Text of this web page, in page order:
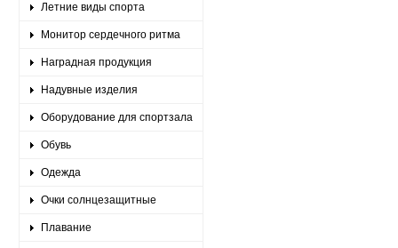
Летние виды спорта
Монитор сердечного ритма
Наградная продукция
Надувные изделия
Оборудование для спортзала
Обувь
Одежда
Очки солнцезащитные
Плавание